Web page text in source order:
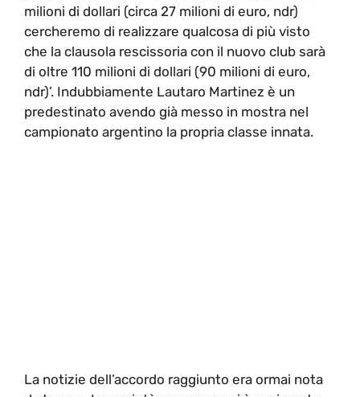
milioni di dollari (circa 27 milioni di euro, ndr)
cercheremo di realizzare qualcosa di più visto
che la clausola rescissoria con il nuovo club sarà
di oltre 110 milioni di dollari (90 milioni di euro,
ndr)’. Indubbiamente Lautaro Martinez è un
predestinato avendo già messo in mostra nel
campionato argentino la propria classe innata.
La notizie dell’accordo raggiunto era ormai nota